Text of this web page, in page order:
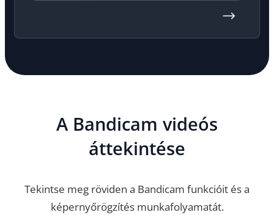
A Bandicam videós
áttekintése
Tekintse meg röviden a Bandicam funkcióit és a
képernyőrögzítés munkafolyamatát.